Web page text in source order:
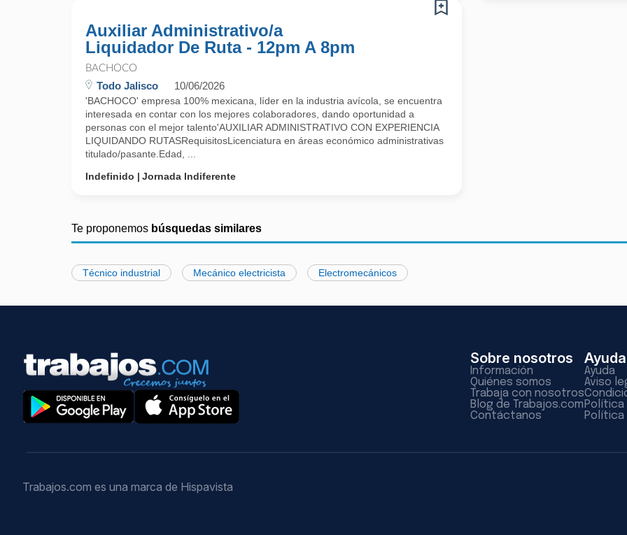
Auxiliar Administrativo/a
Liquidador De Ruta - 12pm A 8pm
BACHOCO
Todo Jalisco 10/06/2026
'BACHOCO' empresa 100% mexicana, líder en la industria avícola, se encuentra
interesada en contar con los mejores colaboradores, dando oportunidad a
personas con el mejor talento'AUXILIAR ADMINISTRATIVO CON EXPERIENCIA
LIQUIDANDO RUTASRequisitosLicenciatura en áreas económico administrativas
titulado/pasante.Edad, ...
Indefinido
Jornada Indiferente
Te proponemos búsquedas similares
Técnico industrial Mecánico electricista Electromecánicos
Sobre nosotros
Información
Quiénes somos
Trabaja con nosotros
Blog de Trabajos.com
Contáctanos
Ayuda
Ayuda
Aviso
Trabajos.com es una marca de Hispavista